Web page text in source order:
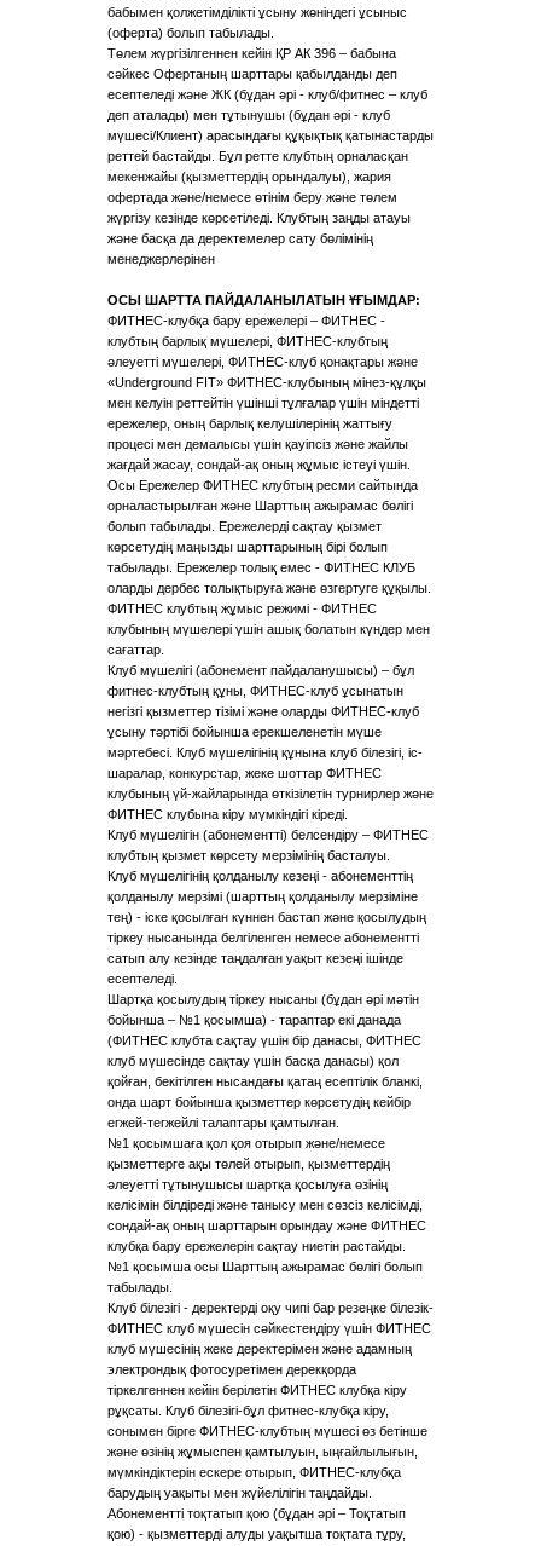
бабымен қолжетімділікті ұсыну жөніндегі ұсыныс
(оферта) болып табылады.
Төлем жүргізілгеннен кейін ҚР АК 396 – бабына
сәйкес Офертаның шарттары қабылданды деп
есептеледі және ЖК (бұдан әрі - клуб/фитнес – клуб
деп аталады) мен тұтынушы (бұдан әрі - клуб
мүшесі/Клиент) арасындағы құқықтық қатынастарды
реттей бастайды. Бұл ретте клубтың орналасқан
мекенжайы (қызметтердің орындалуы), жария
офертада және/немесе өтінім беру және төлем
жүргізу кезінде көрсетіледі. Клубтың заңды атауы
және басқа да деректемелер сату бөлімінің
менеджерлерінен
ОСЫ ШАРТТА ПАЙДАЛАНЫЛАТЫН ҰҒЫМДАР:
ФИТНЕС-клубқа бару ережелері – ФИТНЕС -
клубтың барлық мүшелері, ФИТНЕС-клубтың
әлеуетті мүшелері, ФИТНЕС-клуб қонақтары және
«Underground FIT» ФИТНЕС-клубының мінез-құлқы
мен келуін реттейтін үшінші тұлғалар үшін міндетті
ережелер, оның барлық келушілерінің жаттығу
процесі мен демалысы үшін қауіпсіз және жайлы
жағдай жасау, сондай-ақ оның жұмыс істеуі үшін.
Осы Ережелер ФИТНЕС клубтың ресми сайтында
орналастырылған және Шарттың ажырамас бөлігі
болып табылады. Ережелерді сақтау қызмет
көрсетудің маңызды шарттарының бірі болып
табылады. Ережелер толық емес - ФИТНЕС КЛУБ
оларды дербес толықтыруға және өзгертуге құқылы.
ФИТНЕС клубтың жұмыс режимі - ФИТНЕС
клубының мүшелері үшін ашық болатын күндер мен
сағаттар.
Клуб мүшелігі (абонемент пайдаланушысы) – бұл
фитнес-клубтың құны, ФИТНЕС-клуб ұсынатын
негізгі қызметтер тізімі және оларды ФИТНЕС-клуб
ұсыну тәртібі бойынша ерекшеленетін мүше
мәртебесі. Клуб мүшелігінің құнына клуб білезігі, іс-
шаралар, конкурстар, жеке шоттар ФИТНЕС
клубының үй-жайларында өткізілетін турнирлер және
ФИТНЕС клубына кіру мүмкіндігі кіреді.
Клуб мүшелігін (абонементті) белсендіру – ФИТНЕС
клубтың қызмет көрсету мерзімінің басталуы.
Клуб мүшелігінің қолданылу кезеңі - абонементтің
қолданылу мерзімі (шарттың қолданылу мерзіміне
тең) - іске қосылған күннен бастап және қосылудың
тіркеу нысанында белгіленген немесе абонементті
сатып алу кезінде таңдалған уақыт кезеңі ішінде
есептеледі.
Шартқа қосылудың тіркеу нысаны (бұдан әрі мәтін
бойынша – №1 қосымша) - тараптар екі данада
(ФИТНЕС клубта сақтау үшін бір данасы, ФИТНЕС
клуб мүшесінде сақтау үшін басқа данасы) қол
қойған, бекітілген нысандағы қатаң есептілік бланкі,
онда шарт бойынша қызметтер көрсетудің кейбір
егжей-тегжейлі талаптары қамтылған.
№1 қосымшаға қол қоя отырып және/немесе
қызметтерге ақы төлей отырып, қызметтердің
әлеуетті тұтынушысы шартқа қосылуға өзінің
келісімін білдіреді және танысу мен сөзсіз келісімді,
сондай-ақ оның шарттарын орындау және ФИТНЕС
клубқа бару ережелерін сақтау ниетін растайды.
№1 қосымша осы Шарттың ажырамас бөлігі болып
табылады.
Клуб білезігі - деректерді оқу чипі бар резеңке білезік-
ФИТНЕС клуб мүшесін сәйкестендіру үшін ФИТНЕС
клуб мүшесінің жеке деректерімен және адамның
электрондық фотосуретімен дерекқорда
тіркелгеннен кейін берілетін ФИТНЕС клубқа кіру
рұқсаты. Клуб білезігі-бұл фитнес-клубқа кіру,
сонымен бірге ФИТНЕС-клубтың мүшесі өз бетінше
және өзінің жұмыспен қамтылуын, ыңғайлылығын,
мүмкіндіктерін ескере отырып, ФИТНЕС-клубқа
барудың уақыты мен жүйелілігін таңдайды.
Абонементті тоқтатып қою (бұдан әрі – Тоқтатып
қою) - қызметтерді алуды уақытша тоқтата тұру,